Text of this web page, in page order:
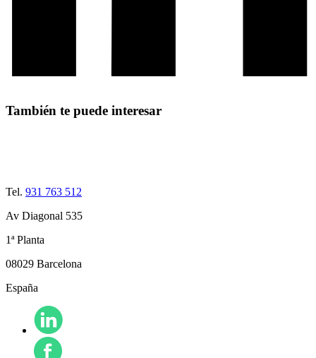
También te puede interesar
Tel. 931 763 512
Av Diagonal 535
1ª Planta
08029 Barcelona
España